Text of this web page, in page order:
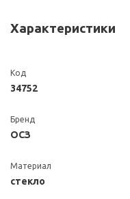
Характеристики
Код
34752
Бренд
ОСЗ
Материал
стекло